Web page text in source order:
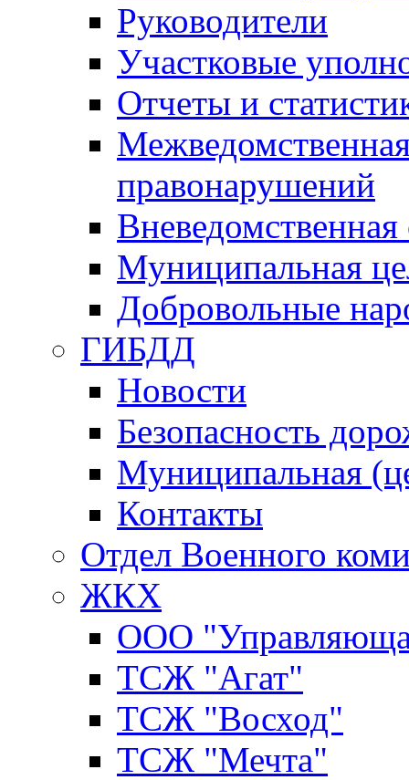
Руководители
Участковые
Отчеты и
правонарушений
Вневедомственная
Муниципальная
Добровольные
ГИБДД
Новости
Безопасность
Муниципальная
Контакты
Отдел Военного
ЖКХ
ООО
ТСЖ "Агат"
ТСЖ "Восход"
ТСЖ "Мечта"